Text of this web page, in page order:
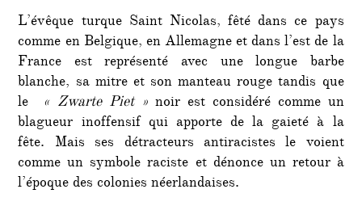
L’évêque turque Saint Nicolas, fêté dans ce pays
comme en Belgique, en Allemagne et dans l’est de la
France est représenté avec une longue barbe
blanche, sa mitre et son manteau rouge tandis que
le « Zwarte Piet » noir est considéré comme un
blagueur inoffensif qui apporte de la gaieté à la
fête. Mais ses détracteurs antiracistes le voient
comme un symbole raciste et dénonce un retour à
l’époque des colonies néerlandaises.